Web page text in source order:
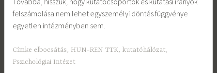
felszámolása nem lehet egyszemélyi döntés függvénye
egyetlen intézményben sem.
Címke elbocsátás, HUN-REN TTK, kutatóhálózat,
Pszichológiai Intézet